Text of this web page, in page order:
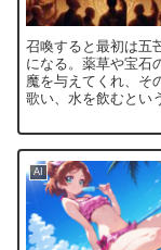
召喚すると最初は五
になる。薬草や宝石
魔を与えてくれ、そ
歌い、水を飲むとい
AI